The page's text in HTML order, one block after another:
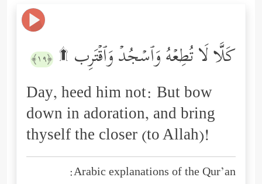
كَلَّا لَا تُطِعۡهُ وَٱسۡجُدۡ وَٱقۡتَرِب ۩ ﴿١٩﴾
Day, heed him not: But bow
down in adoration, and bring
thyself the closer (to Allah)!
Arabic explanations of the Qur’an: